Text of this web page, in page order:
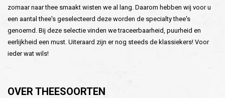
zomaar naar thee smaakt wisten we al lang. Daarom hebben wij voor u
een aantal thee's geselecteerd deze worden de specialty thee's
genoemd. Bij deze selectie vinden we traceerbaarheid, puurheid en
eerlijkheid een must. Uiteraard zijn er nog steeds de klassiekers! Voor
ieder wat wils!
OVER THEESOORTEN